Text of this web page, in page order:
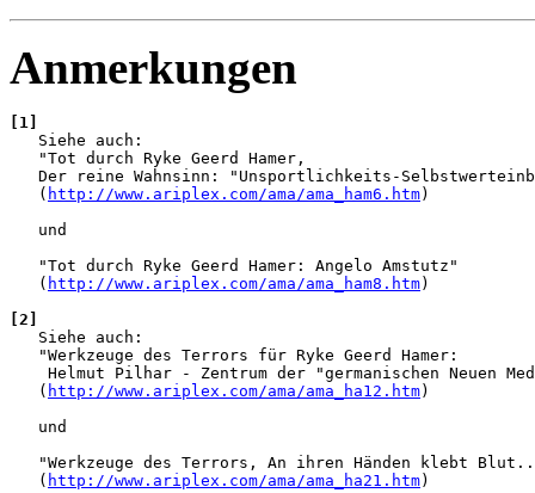
Anmerkungen
[1]
Siehe auch:
   "Tot durch Ryke Geerd Hamer,
Der reine Wahnsinn: "Unsportlichkeits-
   (
http://www.ariplex.com/ama/ama_ham6.htm)
   und
   "Tot durch Ryke Geerd Hamer: Angelo Amstutz"
   (
http://www.ariplex.com/ama/ama_ham8.htm)
[2]
Siehe auch:
   "Werkzeuge des Terrors für Ryke Geerd Hamer:
Helmut Pilhar - Zentrum der "germanischen Neuen
   (
http://www.ariplex.com/ama/ama_ha12.htm)
   und
"Werkzeuge des Terrors, An ihren Händen klebt
   (
http://www.ariplex.com/ama/ama_ha21.htm)